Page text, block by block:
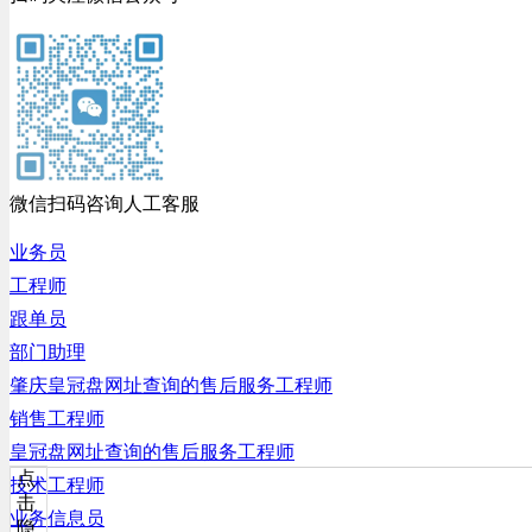
微信扫码咨询人工客服
业务员
工程师
跟单员
部门助理
肇庆皇冠盘网址查询的售后服务工程师
销售工程师
皇冠盘网址查询的售后服务工程师
技术工程师
业务信息员
点
击
隐